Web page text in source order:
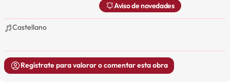
Aviso de novedades
Castellano
Regístrate para valorar o comentar esta obra